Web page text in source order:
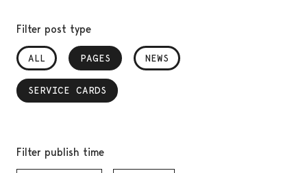
Filter post type
ALL PAGES
, SELECTED NEWS
SERVICE CARDS
, SELECTED
Filter publish time